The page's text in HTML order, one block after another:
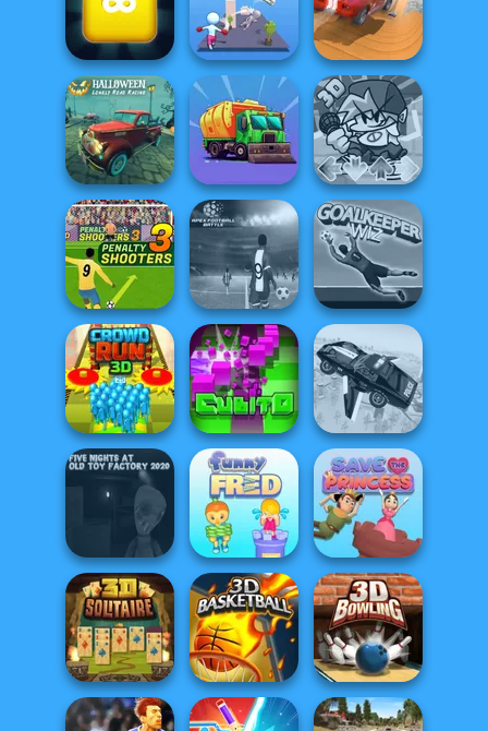
Ball Surfer 3D
Real City Driver
3D Moto
Simulator 2
City Driver:
Destroy Car
Super Thrower
Merge Block
2048
FNF Music 3D
Eco Recycler
Halloween
Lonely Road
Racing
Goalkeeper Wiz
Apex Football
Battle
Penalty Shooters
3
Flying Police Car
Cubito
Crowd Run 3D
Save The
Princess
Funny Fred
Five Nights at Old
Toy Factory...